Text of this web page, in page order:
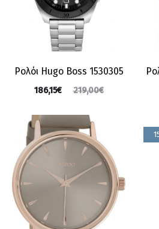
Ρολόι Hugo Boss 1530305
219,00€
186,15€